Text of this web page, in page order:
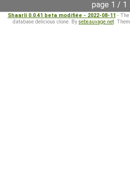
page 1 / 1
Shaarli 0.0.41 beta modifiée - 2022-08-11 -
database delicious clone. By sebsauvage.net.